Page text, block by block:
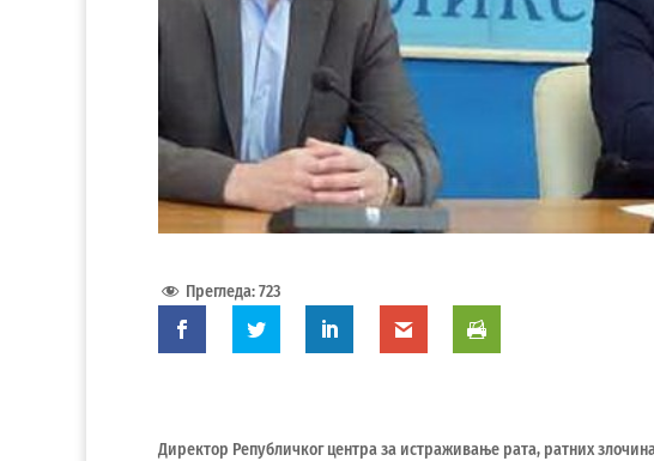
Прегледа:723
Директор Републичког центра за истраживање рата, ратних